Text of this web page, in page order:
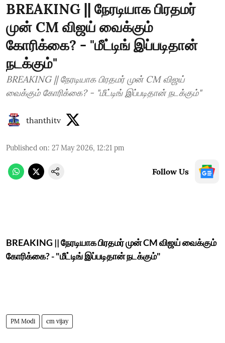
BREAKING || நேரடியாக பிரதமர்
முன் CM விஜய் வைக்கும்
கோரிக்கை? - "மீட்டிங் இப்படிதான்
நடக்கும்"
BREAKING || நேரடியாக பிரதமர் முன் CM விஜய்
வைக்கும் கோரிக்கை? - "மீட்டிங் இப்படிதான் நடக்கும்"
thanthitv
Published on: 27 May 2026, 12:21 pm
Follow Us
BREAKING || நேரடியாக பிரதமர் முன் CM விஜய் வைக்கும்
கோரிக்கை? - "மீட்டிங் இப்படிதான் நடக்கும்"
PM Modi cm vijay